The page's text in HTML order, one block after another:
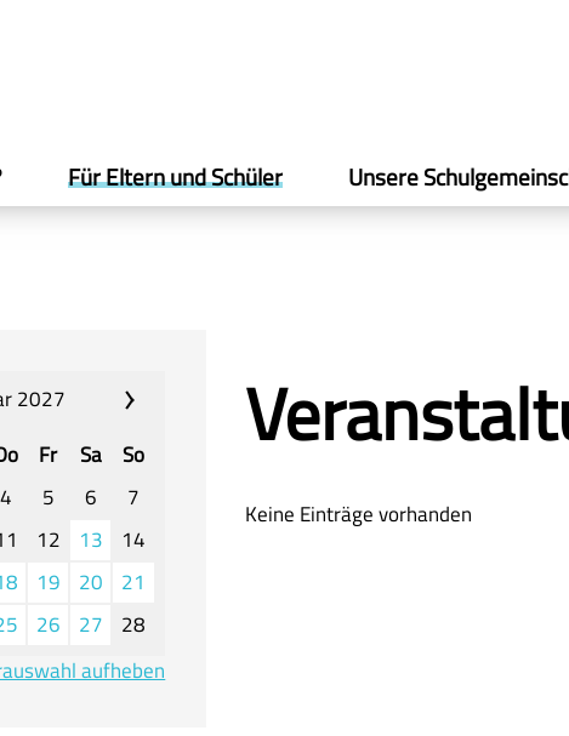
Für Eltern und Schüler Unsere
2027
Fr Sa
So
4 5 6
7
12 13
14
19 20
21
26 27
28
aufheben
Keine Einträge vorhanden